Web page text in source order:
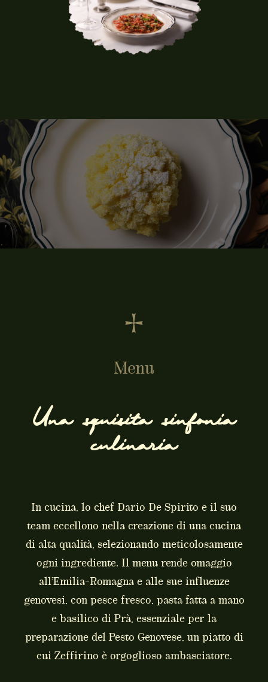
Menu
Una squisita sinfonia
culinaria
In cucina, lo chef Dario De Spirito e il suo
team eccellono nella creazione di una cucina
di alta qualità, selezionando meticolosamente
ogni ingrediente. Il menu rende omaggio
all’Emilia-Romagna e alle sue influenze
genovesi, con pesce fresco, pasta fatta a mano
e basilico di Prà, essenziale per la
preparazione del Pesto Genovese, un piatto di
cui Zeffirino è orgoglioso ambasciatore.